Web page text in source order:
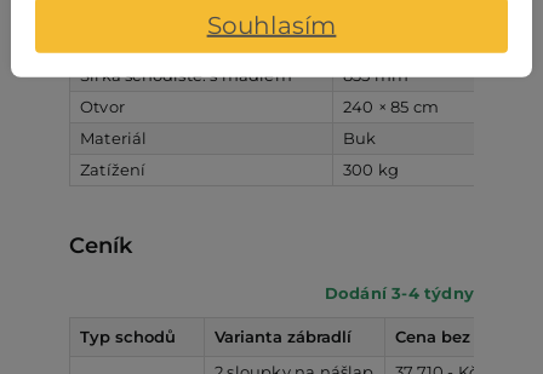
Nášlapy: šířka x hloubka x síla
Bočnice: šířka x síla
Šířka schodiště: s madlem
835 mm
Otvor
240 × 85 cm
Materiál
Buk
Zatížení
300 kg
Ceník
Dodání 3-4 týdny
Typ schodů Varianta zábradlí
Cena bez DPH od
Souhlasím